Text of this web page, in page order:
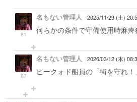
81
名もない管理人 2025/11/29 (土)
何らかの条件で守備使用時麻痺
87
名もない管理人 2026/03/12 (木)
ピークォド船員の「街を守れ